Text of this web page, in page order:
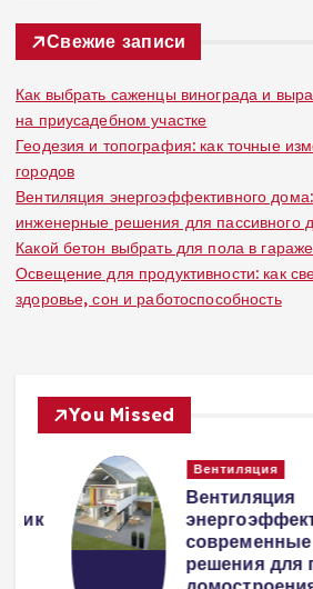
Свежие записи
Как выбрать саженцы винограда и
на приусадебном участке
Геодезия и топография: как точные
городов
Вентиляция энергоэффективного
инженерные решения для пассивного
Какой бетон выбрать для пола в
Освещение для продуктивности: как
здоровье, сон и работоспособность
You Missed
Вентиляция
Вентиляция
современные
решения для